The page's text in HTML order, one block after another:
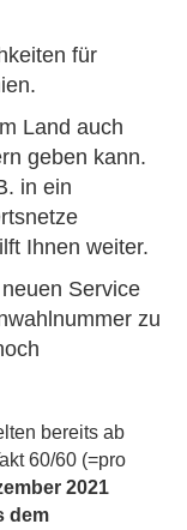
für
Land auch
geben kann.
in ein
Ihnen weiter.
Service
zu
bereits ab
60/60 (=pro
2021
dem